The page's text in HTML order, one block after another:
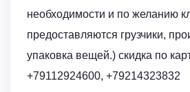
необходимости и по желанию
предоставляются грузчики,
упаковка вещей.) скидка по
+79112924600, +79214323832